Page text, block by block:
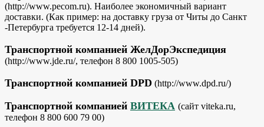
(http://www.pecom.ru). Наиболее экономичный вариант
доставки. (Как пример: на доставку груза от Читы до Санкт
-Петербурга требуется 12-14 дней).
Транспортной компанией ЖелДорЭкспедиция
(http://www.jde.ru/, телефон 8 800 1005-505)
Транспортной компанией DPD (http://www.dpd.ru/)
Транспортной компанией ВИТЕКА (сайт viteka.ru,
телефон 8 800 600 79 00)